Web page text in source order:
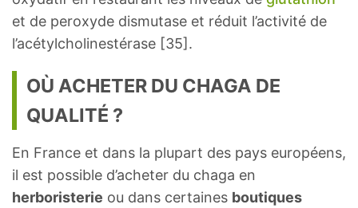
et de peroxyde dismutase et réduit l’activité de
l’acétylcholinestérase [35].
OÙ ACHETER DU CHAGA DE
QUALITÉ ?
En France et dans la plupart des pays européens,
il est possible d’acheter du chaga en
herboristerie ou dans certaines boutiques